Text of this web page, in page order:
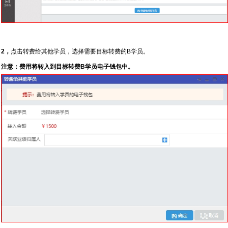
2， 点击转费给其他学员，选择需要目标转费的B学员。
注意：费用将转入到目标转费B学员电子钱包中。